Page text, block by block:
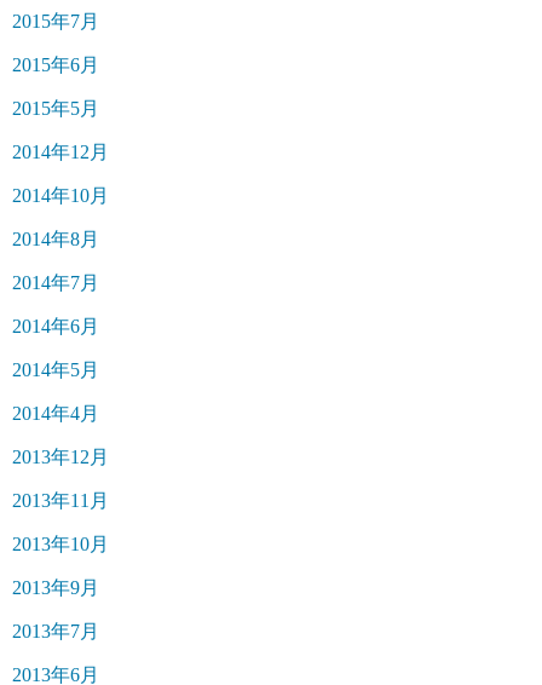
2015年7月
2015年6月
2015年5月
2014年12月
2014年10月
2014年8月
2014年7月
2014年6月
2014年5月
2014年4月
2013年12月
2013年11月
2013年10月
2013年9月
2013年7月
2013年6月